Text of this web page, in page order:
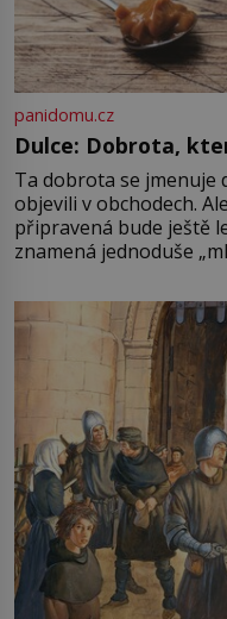
panidomu.cz
Dulce: Dobrota,
Ta dobrota se jmenuje
objevili v obchodech.
připravená bude ještě
znamená jednoduše
pře hned několik
Francie, kde se traduje,